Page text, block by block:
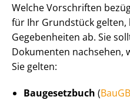
Welche Vorschriften
für Ihr Grundstück gelten,
Gegebenheiten ab. Sie
Dokumenten nachsehen,
Sie gelten:
Baugesetzbuch (BauGB